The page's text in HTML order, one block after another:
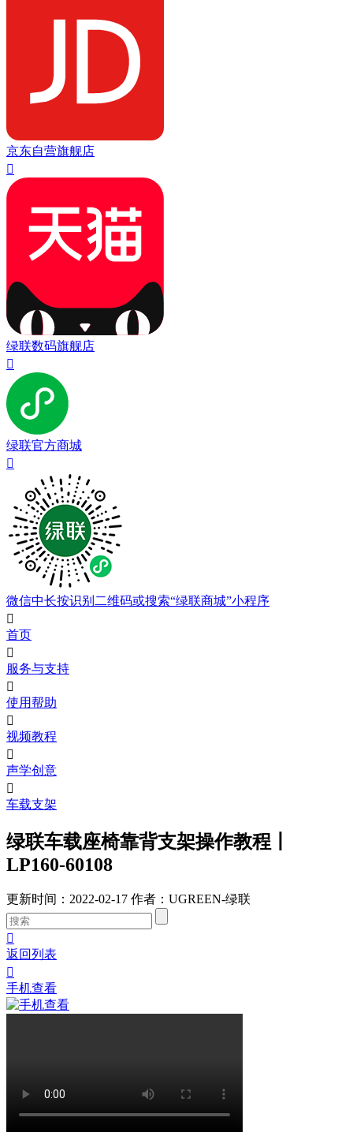
京东自营旗舰店

绿联数码旗舰店

绿联官方商城

微信中长按识别二维码或搜索“绿联商城”小程序

首页

服务与支持

使用帮助

视频教程

声学创意

车载支架
绿联车载座椅靠背支架操作教程丨
LP160-60108
更新时间：2022-02-17 作者：UGREEN-绿联

返回列表

手机查看